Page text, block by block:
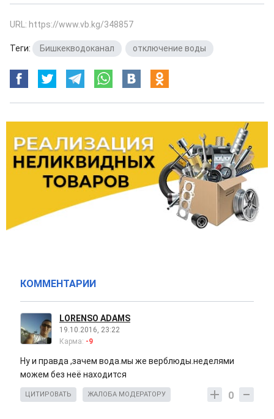
URL: https://www.vb.kg/348857
Теги: Бишкекводоканал отключение воды
КОММЕНТАРИИ
LORENSO ADAMS
19.10.2016, 23:22
Карма: -9
Ну и правда ,зачем вода.мы же верблюды.неделями
можем без неё находится
0
ЦИТИРОВАТЬ ЖАЛОБА МОДЕРАТОРУ